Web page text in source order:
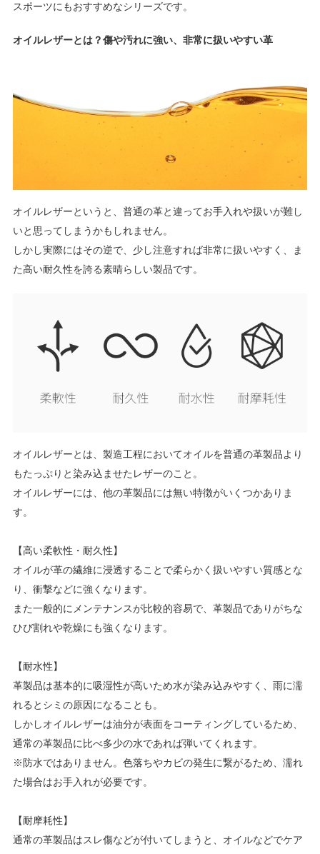
スポーツにもおすすめなシリーズです。
オイルレザーとは？傷や汚れに強い、非常に扱いやすい革
オイルレザーというと、普通の革と違ってお手入れや扱いが難し
いと思ってしまうかもしれません。
しかし実際にはその逆で、少し注意すれば非常に扱いやすく、ま
た高い耐久性を誇る素晴らしい製品です。
オイルレザーとは、製造工程においてオイルを普通の革製品より
もたっぷりと染み込ませたレザーのこと。
オイルレザーには、他の革製品には無い特徴がいくつかありま
す。
【高い柔軟性・耐久性】
オイルが革の繊維に浸透することで柔らかく扱いやすい質感とな
り、衝撃などに強くなります。
また一般的にメンテナンスが比較的容易で、革製品でありがちな
ひび割れや乾燥にも強くなります。
【耐水性】
革製品は基本的に吸湿性が高いため水が染み込みやすく、雨に濡
れるとシミの原因になることも。
しかしオイルレザーは油分が表面をコーティングしているため、
通常の革製品に比べ多少の水であれば弾いてくれます。
※防水ではありません。色落ちやカビの発生に繋がるため、濡れ
た場合はお手入れが必要です。
【耐摩耗性】
通常の革製品はスレ傷などが付いてしまうと、オイルなどでケア